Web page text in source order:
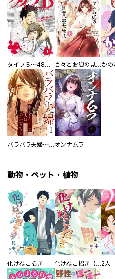
タイプＢ～48時間後、致死率100％～【単話】 百々とお狐の見習い巫女生活【単行本版】
バラバラ夫婦～手足をなくした夫はまだ生きてる オンナムラ
動物・ペット・植物
化けねこ招き 化けねこ招き【描きおろし付合冊版】